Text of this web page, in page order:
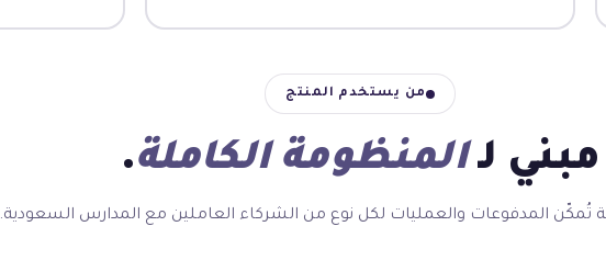
من يستخدم المنتج
مبني لـ المنظومة الكاملة.
تُمكّن المدفوعات والعمليات لكل نوع من الشركاء العاملين مع المدارس السعودية.